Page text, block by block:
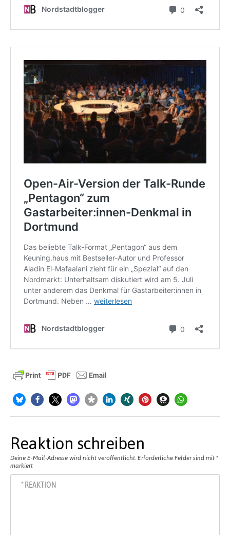
Reaktion schreiben
Deine E-Mail-Adresse wird nicht veröffentlicht. Erforderliche Felder sind mit *
markiert